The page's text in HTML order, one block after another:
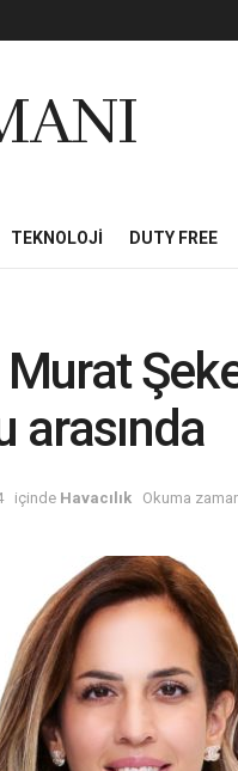
TEKNOLOJI DUTY FREE
arasında
içinde Havacılık Okuma